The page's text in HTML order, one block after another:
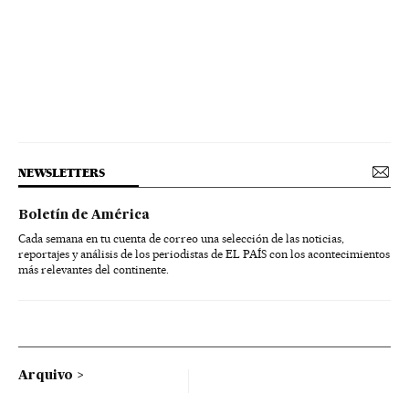
NEWSLETTERS
Boletín de América
Cada semana en tu cuenta de correo una selección de las noticias,
reportajes y análisis de los periodistas de EL PAÍS con los acontecimientos
más relevantes del continente.
Arquivo